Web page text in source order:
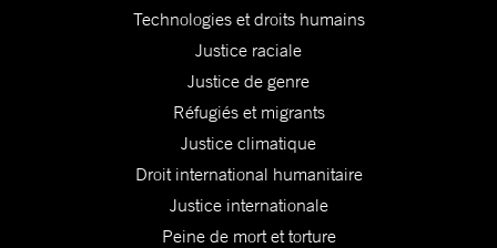
Technologies et droits humains
Justice raciale
Justice de genre
Réfugiés et migrants
Justice climatique
Droit international humanitaire
Justice internationale
Peine de mort et torture